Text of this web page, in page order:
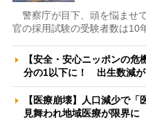
警察庁が目下、頭を悩ませ
官の採用試験の受験者数は10
【安全・安心ニッポンの
分の1以下に！ 出生数減
【医療崩壊】人口減少で
見舞われ地域医療が限界